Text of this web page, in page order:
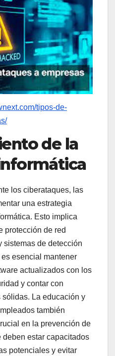
tipos-de-
de la
los ciberataques, las
una estrategia
Esto implica
protección de red
sistemas de detección
esencial mantener
actualizados con los
y contar con
La educación y
también
en la prevención de
deben estar capacitados
potenciales y evitar